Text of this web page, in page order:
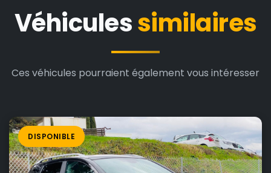
Véhiculessimilaires
Ces véhicules pourraient également vous intéresser
DISPONIBLE